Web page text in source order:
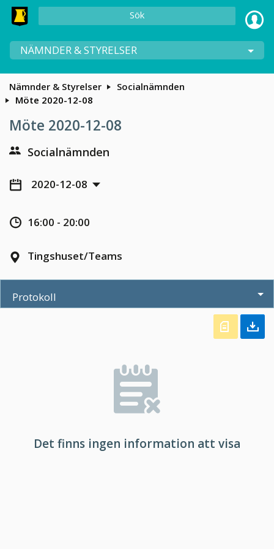
Sök
NÄMNDER & STYRELSER
Nämnder & Styrelser
Socialnämnden
Möte 2020-12-08
Möte 2020-12-08
Socialnämnden
2020-12-08
16:00 - 20:00
Tingshuset/Teams
Protokoll
Det finns ingen information att visa